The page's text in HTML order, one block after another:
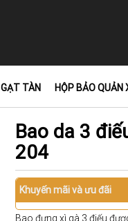
GẠT TÀN HỘP BẢO QUẢN
Bao da 3
204
Khuyến mãi và ưu đãi
Bao đựng xì gà 3 điếu